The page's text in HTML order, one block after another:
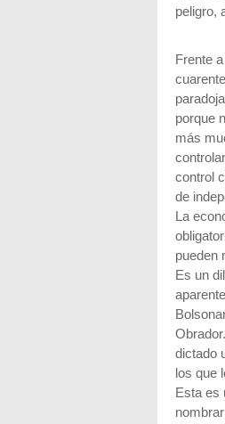
peligro,
Frente
porque
más
control
de
La
pueden
Es un
dictado
los que
Esta es